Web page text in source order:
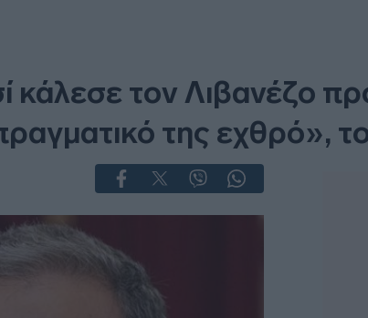
τον Λιβανέζο
της εχθρό»,